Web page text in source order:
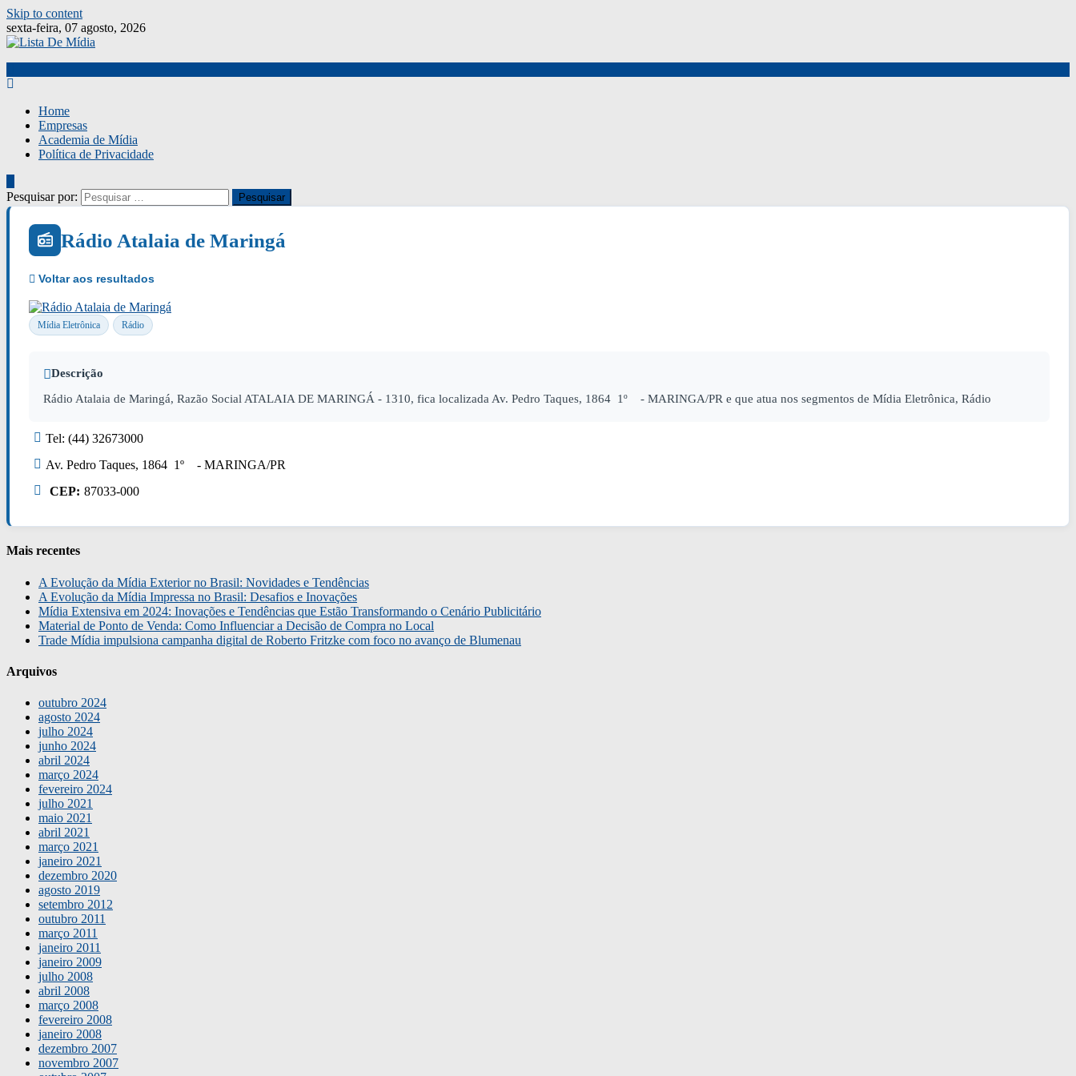
Skip to content
sexta-feira, 07 agosto, 2026
Home
Empresas
Academia de Mídia
Política de Privacidade
Pesquisar por:
Rádio Atalaia de Maringá
Mídia Eletrônica Rádio
Descrição
Rádio Atalaia de Maringá, Razão Social ATALAIA DE MARINGÁ - 1310, fica localizada Av. Pedro Taques, 1864 1º - MARINGA/PR e que atua nos segmentos de Mídia Eletrônica, Rádio
Tel: (44) 32673000
Av. Pedro Taques, 1864 1º - MARINGA/PR
CEP: 87033-000
Mais recentes
A Evolução da Mídia Exterior no Brasil: Novidades e Tendências
A Evolução da Mídia Impressa no Brasil: Desafios e Inovações
Mídia Extensiva em 2024: Inovações e Tendências que Estão Transformando o Cenário Publicitário
Material de Ponto de Venda: Como Influenciar a Decisão de Compra no Local
Trade Mídia impulsiona campanha digital de Roberto Fritzke com foco no avanço de Blumenau
Arquivos
outubro 2024
agosto 2024
julho 2024
junho 2024
abril 2024
março 2024
fevereiro 2024
julho 2021
maio 2021
abril 2021
março 2021
janeiro 2021
dezembro 2020
agosto 2019
setembro 2012
outubro 2011
março 2011
janeiro 2011
janeiro 2009
julho 2008
abril 2008
março 2008
fevereiro 2008
janeiro 2008
dezembro 2007
novembro 2007